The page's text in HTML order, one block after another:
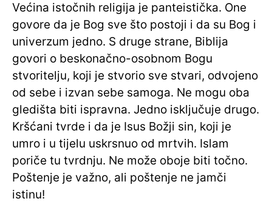
Većina istočnih religija je panteistička. One
govore da je Bog sve što postoji i da su Bog i
univerzum jedno. S druge strane, Biblija
govori o beskonačno-osobnom Bogu
stvoritelju, koji je stvorio sve stvari, odvojeno
od sebe i izvan sebe samoga. Ne mogu oba
gledišta biti ispravna. Jedno isključuje drugo.
Kršćani tvrde i da je Isus Božji sin, koji je
umro i u tijelu uskrsnuo od mrtvih. Islam
poriče tu tvrdnju. Ne može oboje biti točno.
Poštenje je važno, ali poštenje ne jamči
istinu!